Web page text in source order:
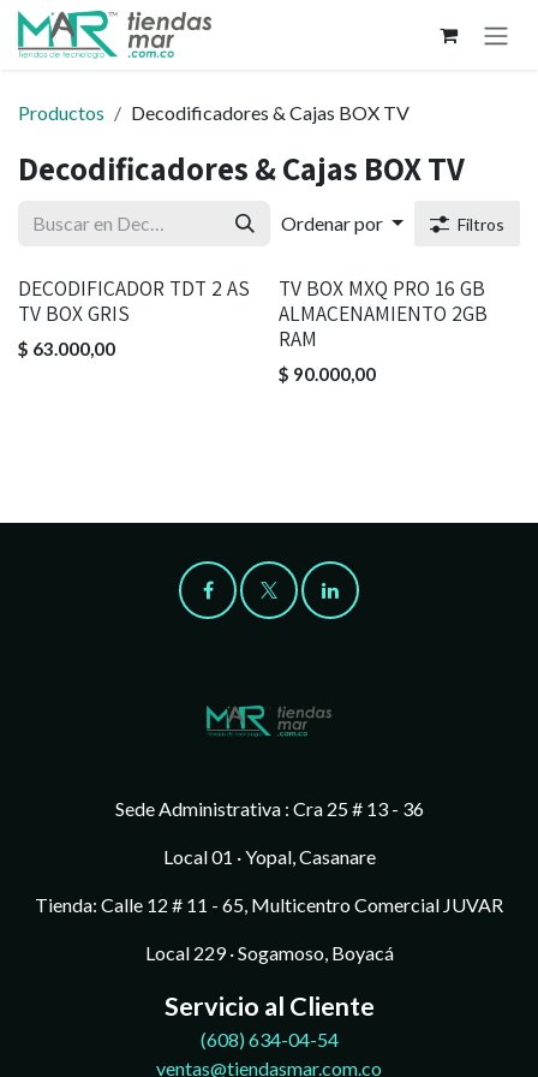
Ir al contenido
Productos Decodificadores & Cajas BOX TV
Decodificadores & Cajas BOX TV
Ordenar por Filtros
DECODIFICADOR TDT 2 AS
TV BOX GRIS
$ 63.000,00
TV BOX MXQ PRO 16 GB
ALMACENAMIENTO 2GB
RAM
$ 90.000,00
Sede Administrativa : Cra 25 # 13 - 36
Local 01 · Yopal, Casanare
Tienda: Calle 12 # 11 - 65, Multicentro Comercial JUVAR
Local 229 · Sogamoso, Boyacá
Servicio al Cliente
(608) 634-04-54
ventas@tiendasmar.com.co